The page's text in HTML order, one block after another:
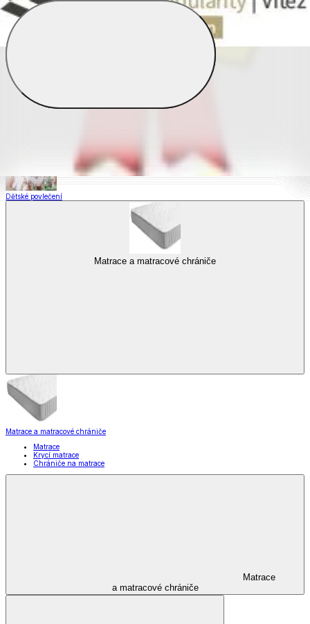
Saténové povlečení
Povlečení s fototiskem
Dětské povlečení
Matrace a matracové chrániče
Matrace a matracové chrániče
Matrace
Krycí matrace
Chrániče na matrace
Matrace
a matracové chrániče